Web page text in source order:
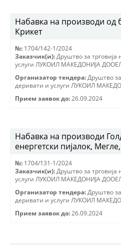
Набавка на производи од
Крикет
№: 1704/142-1/2024
Заказчик(и): Друштво за трговиjа
услуги ЛУКОИЛ МАКЕДОНИJА
Организатор тендера: Друштво
деривати и услуги ЛУКОИЛ
Прием заявок до: 26.09.2024
Набавка на производи
енергетски пијалок,
№: 1704/131-1/2024
Заказчик(и): Друштво за трговиjа
услуги ЛУКОИЛ МАКЕДОНИJА
Организатор тендера: Друштво
деривати и услуги ЛУКОИЛ
Прием заявок до: 26.09.2024